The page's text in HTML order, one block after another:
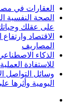
العقارات في مصر 2025 : نصائح للشراء والاستثمار
على عقلك
المصاريف
للاستفادة العملية
وسائل التواصل
اليومية وأثرها